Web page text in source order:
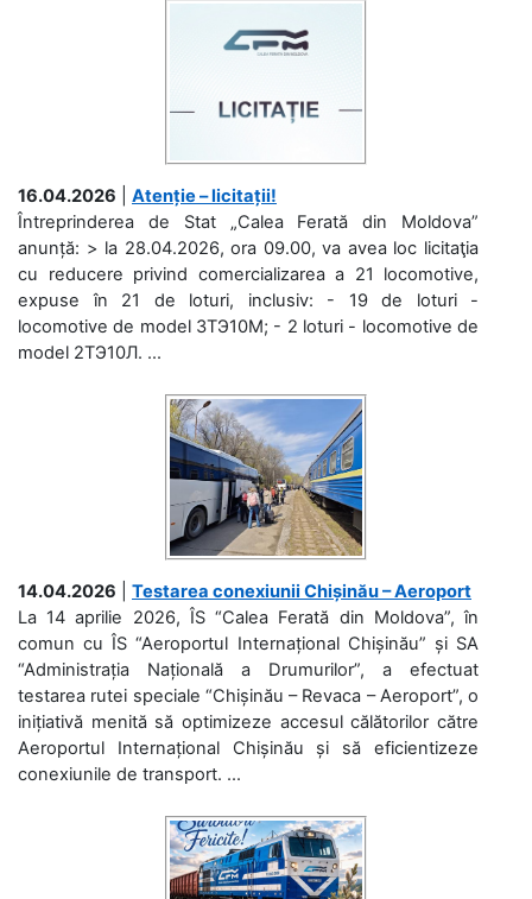
16.04.2026
Atenție – licitații!
Întreprinderea de Stat „Calea Ferată din Moldova”
anunță: > la 28.04.2026, ora 09.00, va avea loc licitaţia
cu reducere privind comercializarea a 21 locomotive,
expuse în 21 de loturi, inclusiv: - 19 de loturi -
locomotive de model 3ТЭ10М; - 2 loturi - locomotive de
model 2ТЭ10Л. ...
14.04.2026
Testarea conexiunii Chișinău – Aeroport
La 14 aprilie 2026, ÎS “Calea Ferată din Moldova”, în
comun cu ÎS “Aeroportul Internațional Chișinău” și SA
“Administrația Națională a Drumurilor”, a efectuat
testarea rutei speciale “Chișinău – Revaca – Aeroport”, o
inițiativă menită să optimizeze accesul călătorilor către
Aeroportul Internațional Chișinău și să eficientizeze
conexiunile de transport. ...